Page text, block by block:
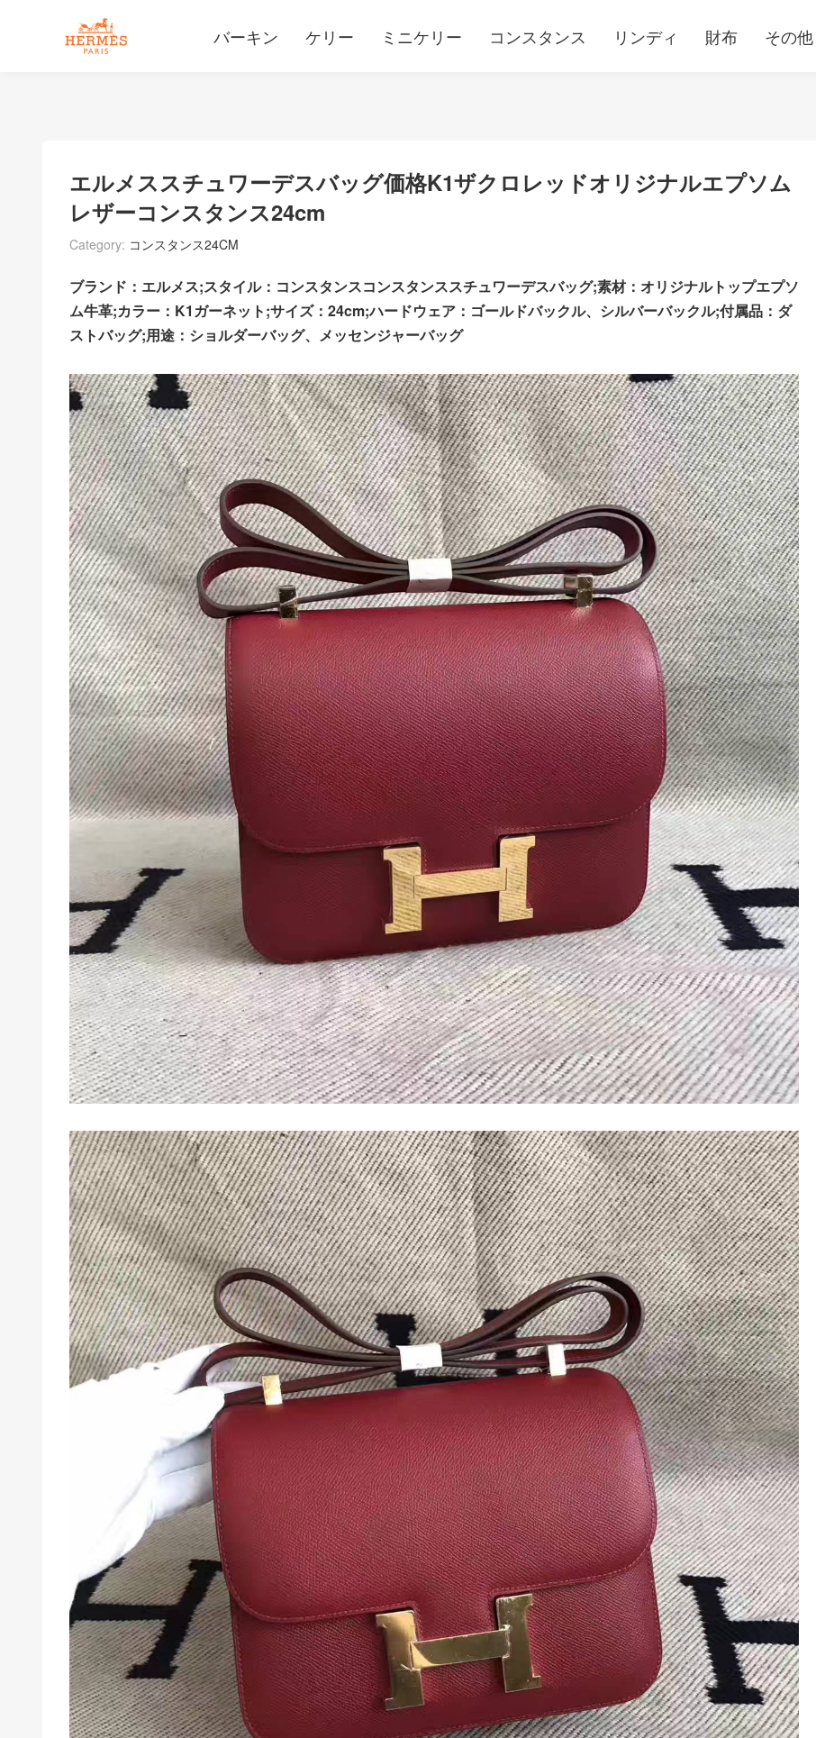
バーキン ケリー ミニケリー コンスタンス リンディ 財布 その他
エルメススチュワーデスバッグ価格K1ザクロレッドオリジナルエプソム
レザーコンスタンス24cm
Category: コンスタンス24CM
ブランド：エルメス;スタイル：コンスタンスコンスタンススチュワーデスバッグ;素材：オリジナルトップエプソ
ム牛革;カラー：K1ガーネット;サイズ：24cm;ハードウェア：ゴールドバックル、シルバーバックル;付属品：ダ
ストバッグ;用途：ショルダーバッグ、メッセンジャーバッグ